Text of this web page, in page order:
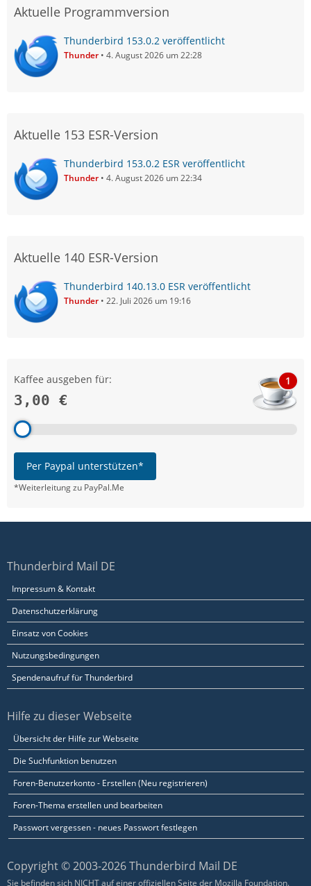
Aktuelle Programmversion
Thunderbird 153.0.2 veröffentlicht
Thunder 4. August 2026 um 22:28
Aktuelle 153 ESR-Version
Thunderbird 153.0.2 ESR veröffentlicht
Thunder 4. August 2026 um 22:34
Aktuelle 140 ESR-Version
Thunderbird 140.13.0 ESR veröffentlicht
Thunder 22. Juli 2026 um 19:16
Kaffee ausgeben für:
3,00 €
1
Per Paypal unterstützen*
*Weiterleitung zu PayPal.Me
Thunderbird Mail DE
Impressum & Kontakt
Datenschutzerklärung
Einsatz von Cookies
Nutzungsbedingungen
Spendenaufruf für Thunderbird
Hilfe zu dieser Webseite
Übersicht der Hilfe zur Webseite
Die Suchfunktion benutzen
Foren-Benutzerkonto - Erstellen (Neu registrieren)
Foren-Thema erstellen und bearbeiten
Passwort vergessen - neues Passwort festlegen
Copyright © 2003-2026 Thunderbird Mail DE
Sie befinden sich NICHT auf einer offiziellen Seite der Mozilla Foundation.